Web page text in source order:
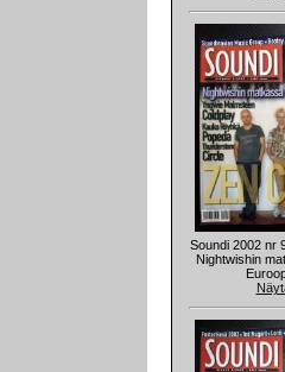
Soundi 2002 nr
Nightwishin